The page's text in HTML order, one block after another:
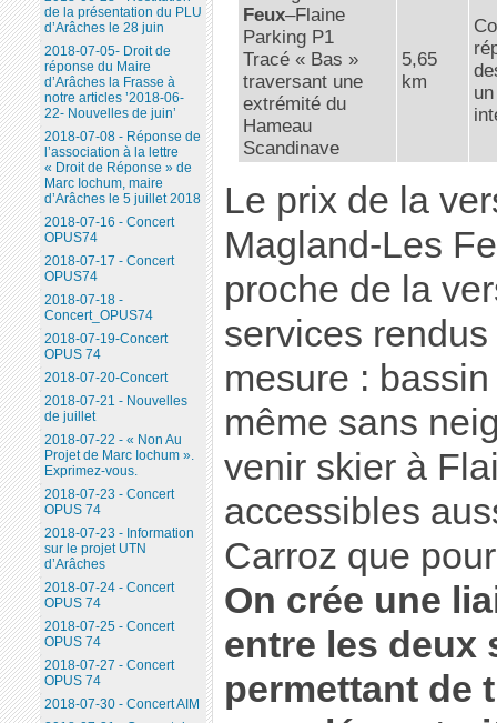
Feux–Flaine
Parking P1
Tracé « Bas »
traversant une
extrémité du
Hameau
Scandinave
5,65
km
Le prix de la
Magland-Les
proche de la
services
mesure :
même sans
venir skier à
accessibles
Carroz que
On crée une
entre les deux
permettant de
de la présentation du PLU
d’Arâches le 28 juin
2018-07-05- Droit de
réponse du Maire
d’Arâches la Frasse à
notre articles ’2018-06-
22- Nouvelles de juin’
2018-07-08 - Réponse de
l’association à la lettre
« Droit de Réponse » de
Marc Iochum, maire
d’Arâches le 5 juillet 2018
2018-07-16 - Concert
OPUS74
2018-07-17 - Concert
OPUS74
2018-07-18 -
Concert_OPUS74
2018-07-19-Concert
OPUS 74
2018-07-20-Concert
2018-07-21 - Nouvelles
de juillet
2018-07-22 - « Non Au
Projet de Marc Iochum ».
Exprimez-vous.
2018-07-23 - Concert
OPUS 74
2018-07-23 - Information
sur le projet UTN
d’Arâches
2018-07-24 - Concert
OPUS 74
2018-07-25 - Concert
OPUS 74
2018-07-27 - Concert
OPUS 74
2018-07-30 - Concert AIM